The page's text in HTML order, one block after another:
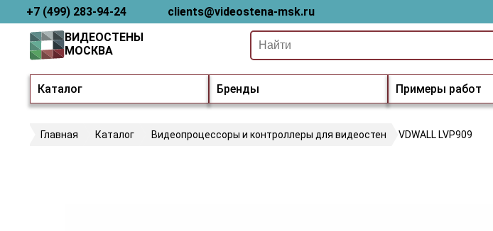
+7 (499) 283-94-24 clients@videostena-msk.ru
Каталог Бренды Примеры работ
ВИДЕОСТЕНЫ
МОСКВА
Главная Каталог Видеопроцессоры и контроллеры для видеостен VDWALL LVP909